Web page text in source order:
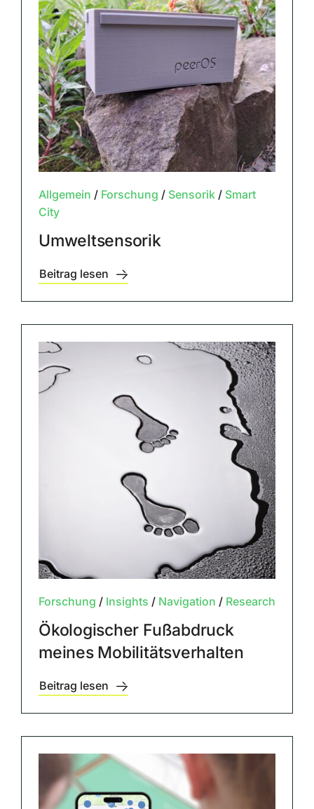
Allgemein / Forschung / Sensorik/ Smart
City
Umweltsensorik
Beitrag lesen
Forschung / Insights / Navigation / Research
Ökologischer Fußabdruck
meines Mobilitätsverhalten
Beitrag lesen